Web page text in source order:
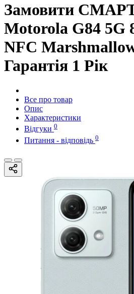
Замовити
Motorola G84 5G
NFC
Гарантія 1 Рік
Все про товар
Опис
Характеристики
Відгуки 0
Питання - відповідь 0